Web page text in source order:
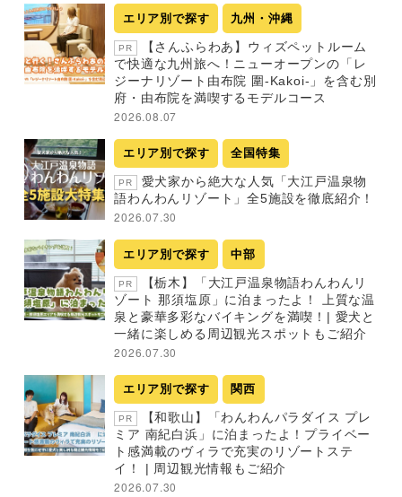
エリア別で探す 九州・沖縄
PR
【さんふらわあ】ウィズペットルーム
で快適な九州旅へ！ニューオープンの「レ
ジーナリゾート由布院 圍-Kakoi-」を含む別
府・由布院を満喫するモデルコース
2026.08.07
エリア別で探す 全国特集
PR
愛犬家から絶大な人気「大江戸温泉物
語わんわんリゾート」全5施設を徹底紹介！
2026.07.30
エリア別で探す 中部
PR
【栃木】「大江戸温泉物語わんわんリ
ゾート 那須塩原」に泊まったよ！ 上質な温
泉と豪華多彩なバイキングを満喫！| 愛犬と
一緒に楽しめる周辺観光スポットもご紹介
2026.07.30
エリア別で探す 関西
PR
【和歌山】「わんわんパラダイス プレ
ミア 南紀白浜」に泊まったよ！プライベー
ト感満載のヴィラで充実のリゾートステ
イ！ | 周辺観光情報もご紹介
2026.07.30